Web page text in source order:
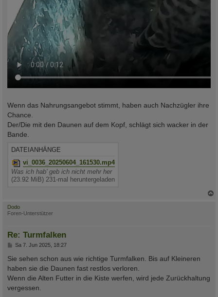
Wenn das Nahrungsangebot stimmt, haben auch Nachzügler ihre
Chance.
Der/Die mit den Daunen auf dem Kopf, schlägt sich wacker in der
Bande.
DATEIANHÄNGE
vi_0036_20250604_161530.mp4
Was ich hab' geb ich nicht mehr her
(23.92 MiB) 231-mal heruntergeladen
Dodo
Foren-Unterstützer
Re: Turmfalken
B
i
r
a
g
Sa 7. Jun 2025, 18:27
Sie sehen schon aus wie richtige Turmfalken. Bis auf Kleineren
haben sie die Daunen fast restlos verloren.
Wenn die Alten Futter in die Kiste werfen, wird jede Zurückhaltung
vergessen.